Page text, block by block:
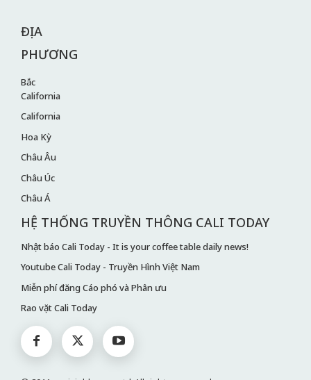
ĐỊA
PHƯƠNG
Bắc
California
California
Hoa Kỳ
Châu Âu
Châu Úc
Châu Á
HỆ THỐNG TRUYỀN THÔNG CALI TODAY
Nhật báo Cali Today - It is your coffee table daily news!
Youtube Cali Today - Truyền Hình Việt Nam
Miễn phí đăng Cáo phó và Phân ưu
Rao vặt Cali Today